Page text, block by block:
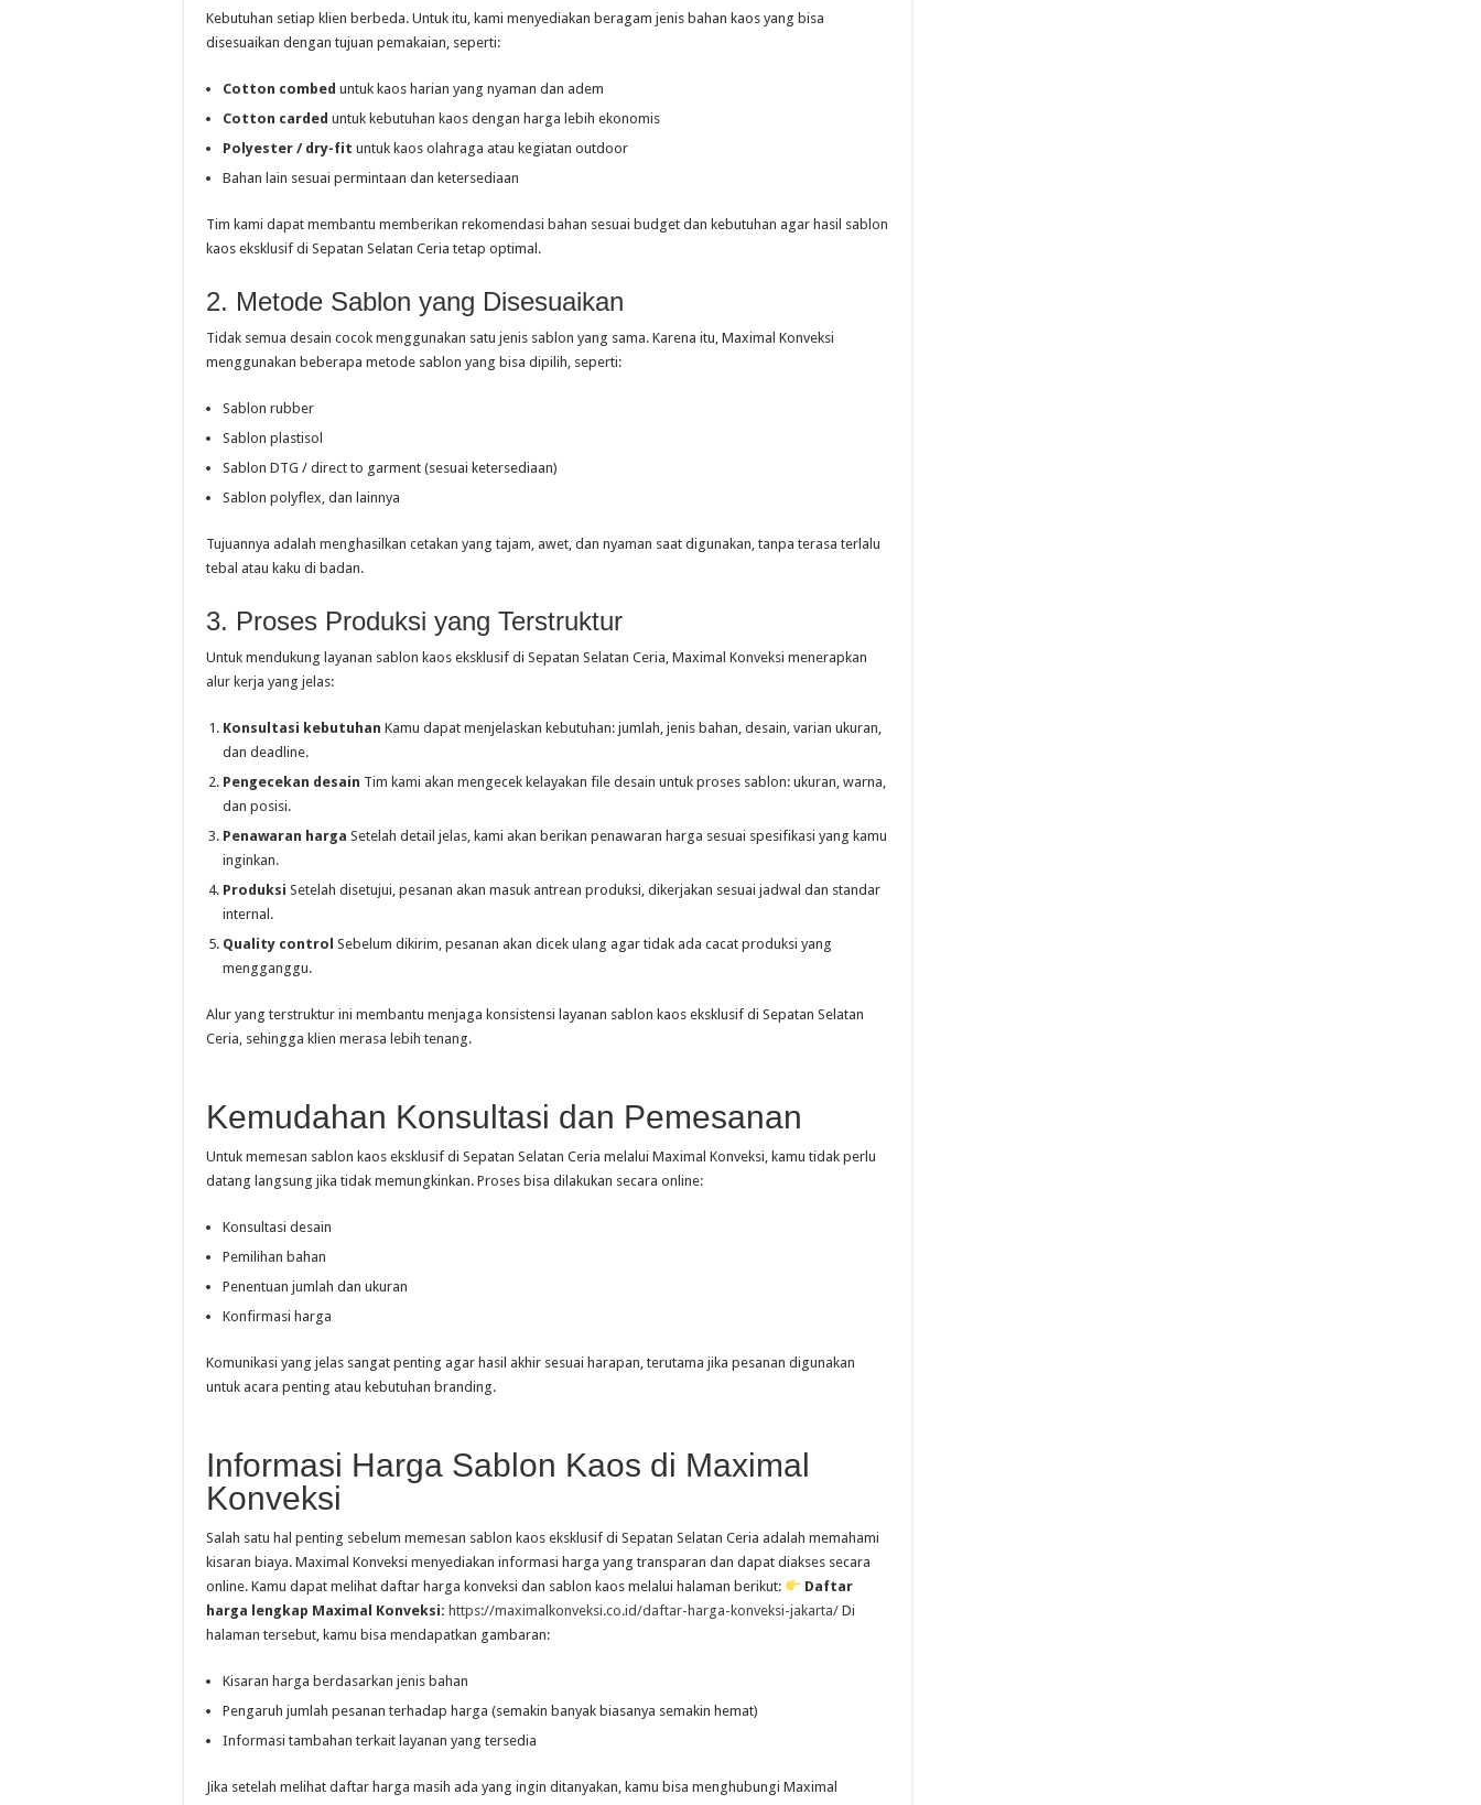
Kebutuhan setiap klien berbeda. Untuk itu, kami menyediakan beragam jenis bahan kaos yang bisa
disesuaikan dengan tujuan pemakaian, seperti:
Cotton combed untuk kaos harian yang nyaman dan adem
Cotton carded untuk kebutuhan kaos dengan harga lebih ekonomis
Polyester / dry-fit untuk kaos olahraga atau kegiatan outdoor
Bahan lain sesuai permintaan dan ketersediaan
Tim kami dapat membantu memberikan rekomendasi bahan sesuai budget dan kebutuhan agar hasil sablon
kaos eksklusif di Sepatan Selatan Ceria tetap optimal.
2. Metode Sablon yang Disesuaikan
Tidak semua desain cocok menggunakan satu jenis sablon yang sama. Karena itu, Maximal Konveksi
menggunakan beberapa metode sablon yang bisa dipilih, seperti:
Sablon rubber
Sablon plastisol
Sablon DTG / direct to garment (sesuai ketersediaan)
Sablon polyflex, dan lainnya
Tujuannya adalah menghasilkan cetakan yang tajam, awet, dan nyaman saat digunakan, tanpa terasa terlalu
tebal atau kaku di badan.
3. Proses Produksi yang Terstruktur
Untuk mendukung layanan sablon kaos eksklusif di Sepatan Selatan Ceria, Maximal Konveksi menerapkan
alur kerja yang jelas:
Konsultasi kebutuhan Kamu dapat menjelaskan kebutuhan: jumlah, jenis bahan, desain, varian ukuran,
dan deadline.
Pengecekan desain Tim kami akan mengecek kelayakan file desain untuk proses sablon: ukuran, warna,
dan posisi.
Penawaran harga Setelah detail jelas, kami akan berikan penawaran harga sesuai spesifikasi yang kamu
inginkan.
Produksi Setelah disetujui, pesanan akan masuk antrean produksi, dikerjakan sesuai jadwal dan standar
internal.
Quality control Sebelum dikirim, pesanan akan dicek ulang agar tidak ada cacat produksi yang
mengganggu.
Alur yang terstruktur ini membantu menjaga konsistensi layanan sablon kaos eksklusif di Sepatan Selatan
Ceria, sehingga klien merasa lebih tenang.
Kemudahan Konsultasi dan Pemesanan
Untuk memesan sablon kaos eksklusif di Sepatan Selatan Ceria melalui Maximal Konveksi, kamu tidak perlu
datang langsung jika tidak memungkinkan. Proses bisa dilakukan secara online:
Konsultasi desain
Pemilihan bahan
Penentuan jumlah dan ukuran
Konfirmasi harga
Komunikasi yang jelas sangat penting agar hasil akhir sesuai harapan, terutama jika pesanan digunakan
untuk acara penting atau kebutuhan branding.
Informasi Harga Sablon Kaos di Maximal
Konveksi
Salah satu hal penting sebelum memesan sablon kaos eksklusif di Sepatan Selatan Ceria adalah memahami
kisaran biaya. Maximal Konveksi menyediakan informasi harga yang transparan dan dapat diakses secara
online. Kamu dapat melihat daftar harga konveksi dan sablon kaos melalui halaman berikut:
Daftar
harga lengkap Maximal Konveksi: https://maximalkonveksi.co.id/daftar-harga-konveksi-jakarta/ Di
halaman tersebut, kamu bisa mendapatkan gambaran:
Kisaran harga berdasarkan jenis bahan
Pengaruh jumlah pesanan terhadap harga (semakin banyak biasanya semakin hemat)
Informasi tambahan terkait layanan yang tersedia
Jika setelah melihat daftar harga masih ada yang ingin ditanyakan, kamu bisa menghubungi Maximal